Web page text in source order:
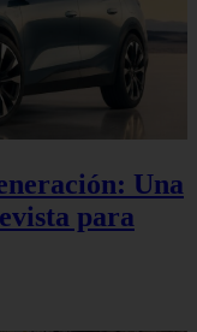
Una
para